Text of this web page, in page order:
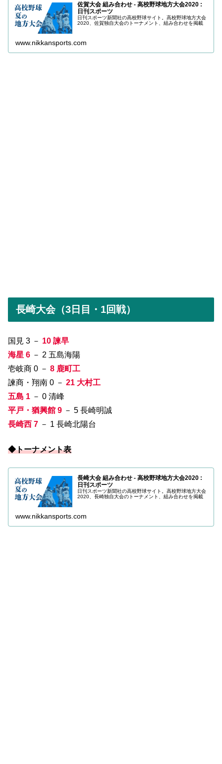
佐賀大会 組み合わせ - 高校野球地方大会2020 :
日刊スポーツ
日刊スポーツ新聞社の高校野球サイト。高校野球地方大会
2020、佐賀独自大会のトーナメント、組み合わせを掲載
www.nikkansports.com
長崎大会（3日目・1回戦）
国見 3 － 10 諫早
海星 6 － 2 五島海陽
壱岐商 0 － 8 鹿町工
諫商・翔南 0 － 21 大村工
五島 1 － 0 清峰
平戸・猶興館 9 － 5 長崎明誠
長崎西 7 － 1 長崎北陽台
◆トーナメント表
長崎大会 組み合わせ - 高校野球地方大会2020 :
日刊スポーツ
日刊スポーツ新聞社の高校野球サイト。高校野球地方大会
2020、長崎独自大会のトーナメント、組み合わせを掲載
www.nikkansports.com